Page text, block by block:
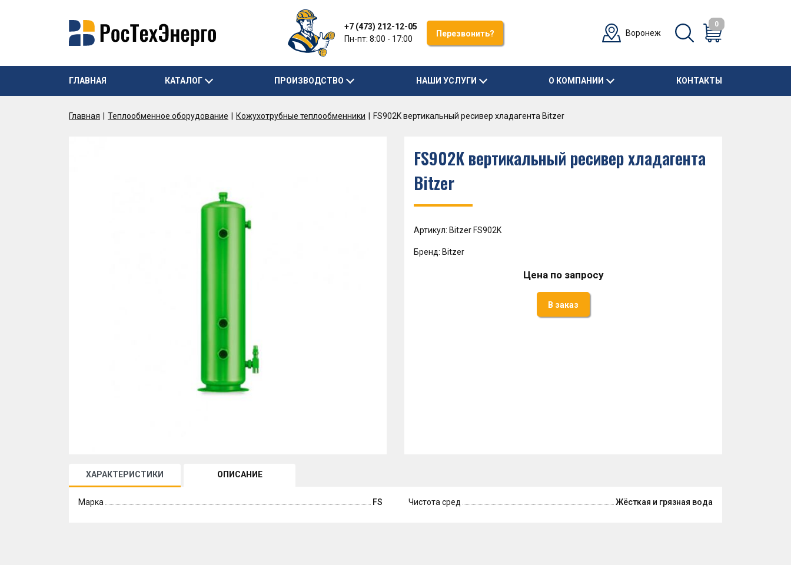
+7 (473) 212-12-05
Пн-пт: 8:00 - 17:00
Перезвонить? Воронеж
0
ГЛАВНАЯ КАТАЛОГ ПРОИЗВОДСТВО НАШИ УСЛУГИ О КОМПАНИИ КОНТАКТЫ
Главная Теплообменное оборудование Кожухотрубные теплообменники FS902K вертикальный ресивер хладагента Bitzer
FS902K вертикальный ресивер хладагента
Bitzer
Артикул: Bitzer FS902K
Бренд: Bitzer
Цена по запросу
В заказ
ХАРАКТЕРИСТИКИ ОПИСАНИЕ
Марка FS Чистота сред Жёсткая и грязная вода